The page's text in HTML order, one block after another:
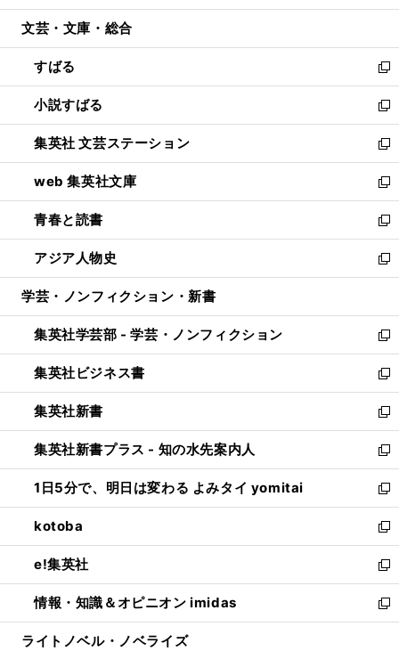
開
ウ
開
く
ン
ウ
で
開
く
ウ
ン
ド
ウ
で
開
く
文芸・文庫・総合
すばる
新
し
い
ウ
ィ
ン
ド
ウ
で
開
く
小説すばる
新
し
い
ウ
ィ
ン
ド
ウ
で
開
集英社 文芸ステーション
新
し
い
ウ
ィ
ン
ド
ウ
開
く
web 集英社文庫
新
し
い
ウ
ィ
ン
ウ
で
開
く
青春と読書
新
し
い
ウ
ン
ド
ウ
で
開
く
アジア人物史
新
し
ウ
ィ
ン
ド
ウ
で
開
く
学芸・ノンフィクション・新書
集英社学芸部 - 学芸・ノンフィクション
新
し
い
ウ
ィ
ン
ド
ウ
で
開
く
集英社ビジネス書
新
し
い
ウ
ィ
ン
ド
ウ
で
開
く
集英社新書
新
し
い
ウ
ィ
ン
ド
ウ
で
開
く
集英社新書プラス - 知の水先案内人
新
し
い
ウ
ィ
ン
ド
ウ
で
開
1日5分で、明日は変わる よみタイ yomitai
新
し
い
ウ
ィ
ン
ド
ウ
kotoba
新
し
い
ウ
ィ
ン
e!集英社
新
し
い
ウ
情報・知識＆オピニオン imidas
新
し
ライトノベル・ノベライズ